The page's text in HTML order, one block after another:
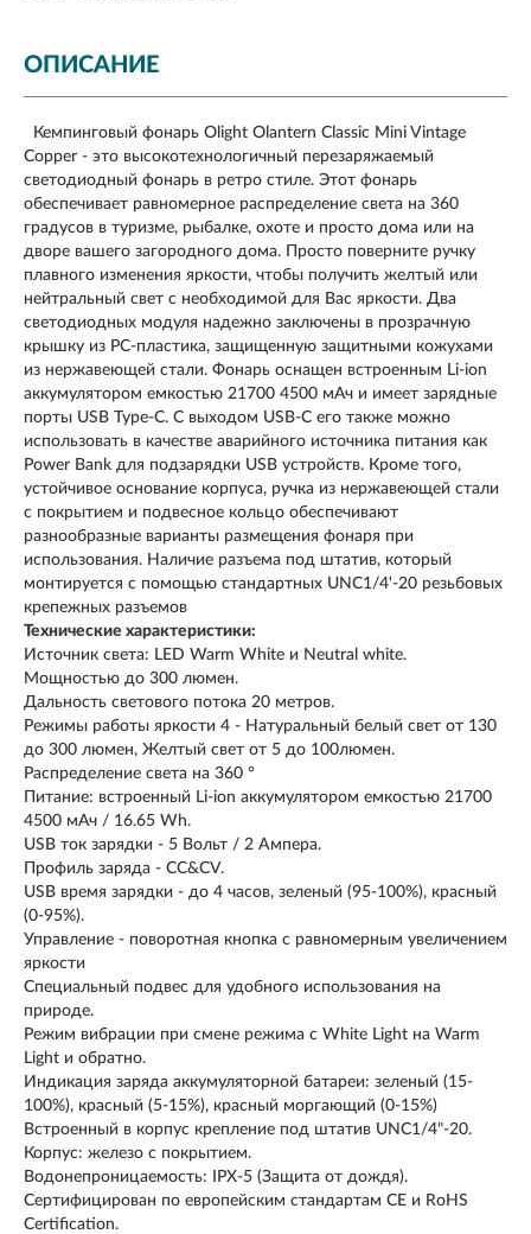
ОПИСАНИЕ
Кемпинговый фонарь Olight Olantern Classic Mini Vintage
Copper​​ - это высокотехнологичный перезаряжаемый
светодиодный фонарь в ретро стиле. Этот фонарь
обеспечивает равномерное распределение света на 360
градусов в туризме, рыбалке, охоте и просто дома или на
дворе вашего загородного дома. Просто поверните ручку
плавного изменения яркости, чтобы получить желтый или
нейтральный свет с необходимой для Вас яркости. Два
светодиодных модуля надежно заключены в прозрачную
крышку из PC-пластика, защищенную защитными кожухами
из нержавеющей стали. Фонарь оснащен встроенным Li-ion
аккумулятором емкостью 21700 4500 мАч и имеет зарядные
порты USB Type-C. С выходом ​USB-C его также можно
использовать в качестве аварийного источника питания как
Power Bank для подзарядки ​USB устройств​. Кроме того,
устойчивое основание корпуса, ручка из нержавеющей стали
с покрытием и подвесное кольцо обеспечивают
разнообразные варианты размещения фонаря при
использования.​ Наличие разъема под штатив, который
монтируется с помощью стандартных UNC1/4'-20 резьбовых
крепежных разъемов​​
Технические характеристики:
Источник света: LED Warm White и Neutral white.
Мощностью до 300 люмен.
Дальность светового потока 20 метров.
Режимы работы яркости 4 - Натуральный белый свет от 130
до ​300 люмен, Желтый свет от 5 до 100люмен.
Распределение света на 360 °
Питание: встроенный Li-ion аккумулятором емкостью 21700
4500 мАч / 16.65 Wh.
USB ток зарядки - 5 Вольт / 2 Aмпера.
Профиль заряда - CC&CV.
USB время зарядки - до 4 часов, зеленый (95-100%), красный
(0-95%).
Управление - поворотная кнопка с равномерным увеличением
яркости
Специальный подвес для удобного использования на
природе.
Режим вибрации при смене режима с White Light на ​Warm
Light и обратно.​
Индикация заряда аккумуляторной батареи: зеленый (15-
100%), красный (5-15%), красный моргающий (0-15%)
Встроенный в корпус крепление под штатив UNC1/4"-20.​​
Корпус: железо с покрытием.
Водонепроницаемость: IPX-5 (Защита от дождя).
Сертифицирован по европейским стандартам CE и RoHS
Certification.